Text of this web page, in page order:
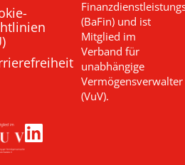
(BaFin) und ist
Mitglied im
Verband für
unabhängige
Vermögensverwalter
(VuV).